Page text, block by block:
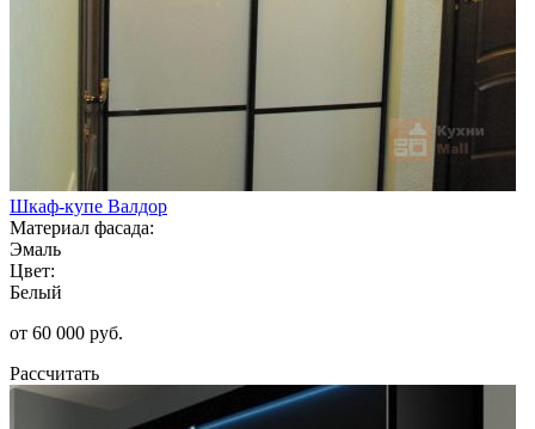
Шкаф-купе Валдор
Материал фасада:
Эмаль
Цвет:
Белый
от 60 000 руб.
Рассчитать